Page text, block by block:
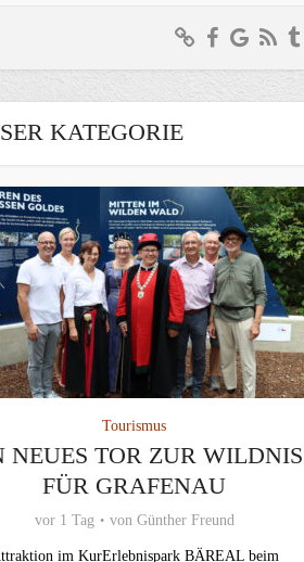
KATEGORIE
Tourismus
NEUES TOR ZUR WILDNIS
FÜR GRAFENAU
vor 1 Tag von Günther Freund
im KurErlebnispark BÄREAL beim